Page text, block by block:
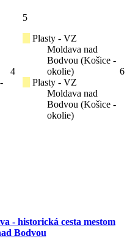
4
5
Plasty - VZ
Moldava nad
Bodvou (Košice -
okolie)
Plasty - VZ
Moldava nad
Bodvou (Košice -
okolie)
6
- historická cesta mestom
Bodvou